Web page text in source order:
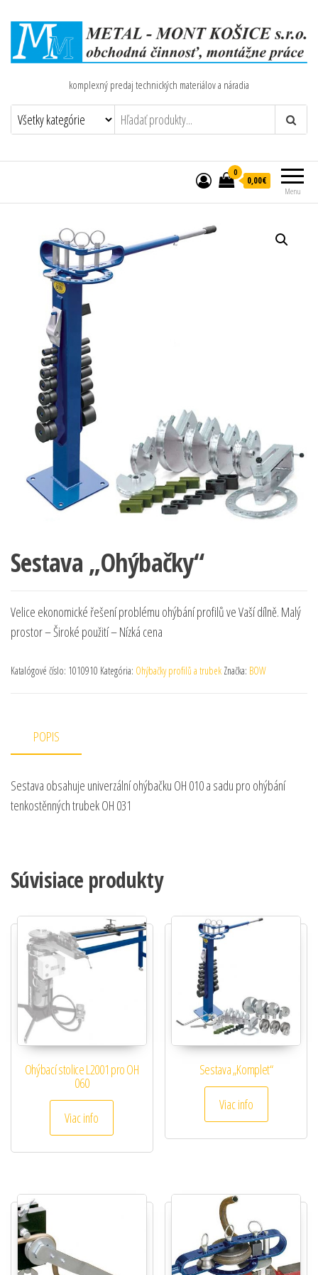
komplexný predaj technických materiálov a náradia
Menu
0
0,00€
Sestava „Ohýbačky“
Velice ekonomické řešení problému ohýbání profilů ve Vaší dílně. Malý
prostor – Široké použití – Nízká cena
Katalógové číslo: 1010910 Kategória: Ohýbačky profilů a trubek Značka: BOW
POPIS
Sestava obsahuje univerzální ohýbačku OH 010 a sadu pro ohýbání
tenkostěnných trubek OH 031
Súvisiace produkty
Ohýbací stolice L2001 pro OH
060
Viac info
Sestava „Komplet“
Viac info